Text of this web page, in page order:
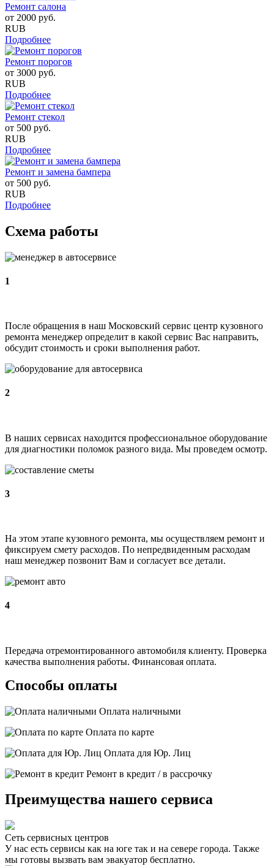
Ремонт салона
от 2000 руб.
RUB
Подробнее
Ремонт порогов
от 3000 руб.
RUB
Подробнее
Ремонт стекол
от 500 руб.
RUB
Подробнее
Ремонт и замена бампера
от 500 руб.
RUB
Подробнее
Схема работы
1
После обращения в наш Московский сервис центр кузовного
ремонта менеджер определит в какой сервис Вас направить,
обсудит стоимость и сроки выполнения работ.
2
В наших сервисах находится профессиональное оборудование
для диагностики поломок разного вида. Мы проведем осмотр.
3
На этом этапе кузовного ремонта, мы осуществляем ремонт и
фиксируем смету расходов. По непредвиденным расходам
наш менеджер позвонит Вам и согласует все детали.
4
Передача отремонтированного автомобиля клиенту. Проверка
качества выполнения работы. Финансовая оплата.
Способы оплаты
Оплата наличными
Оплата по карте
Оплата для Юр. Лиц
Ремонт в кредит / в рассрочку
Преимущества нашего сервиса
Сеть сервисных центров
У нас есть сервисы как на юге так и на севере города. Также
мы готовы вызвать вам эвакуатор бесплатно.